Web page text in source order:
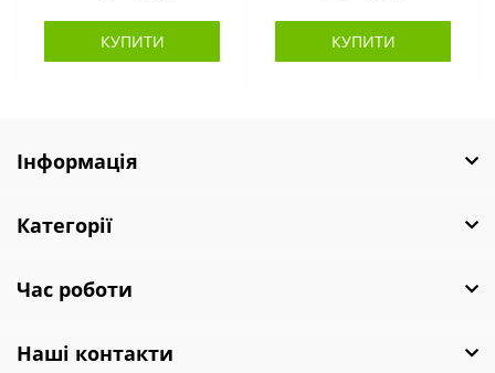
КУПИТИ КУПИТИ
Інформація
Категорії
Час роботи
Наші контакти